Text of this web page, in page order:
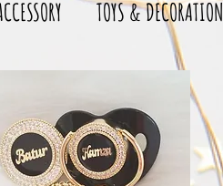
TOYS & DECORATION